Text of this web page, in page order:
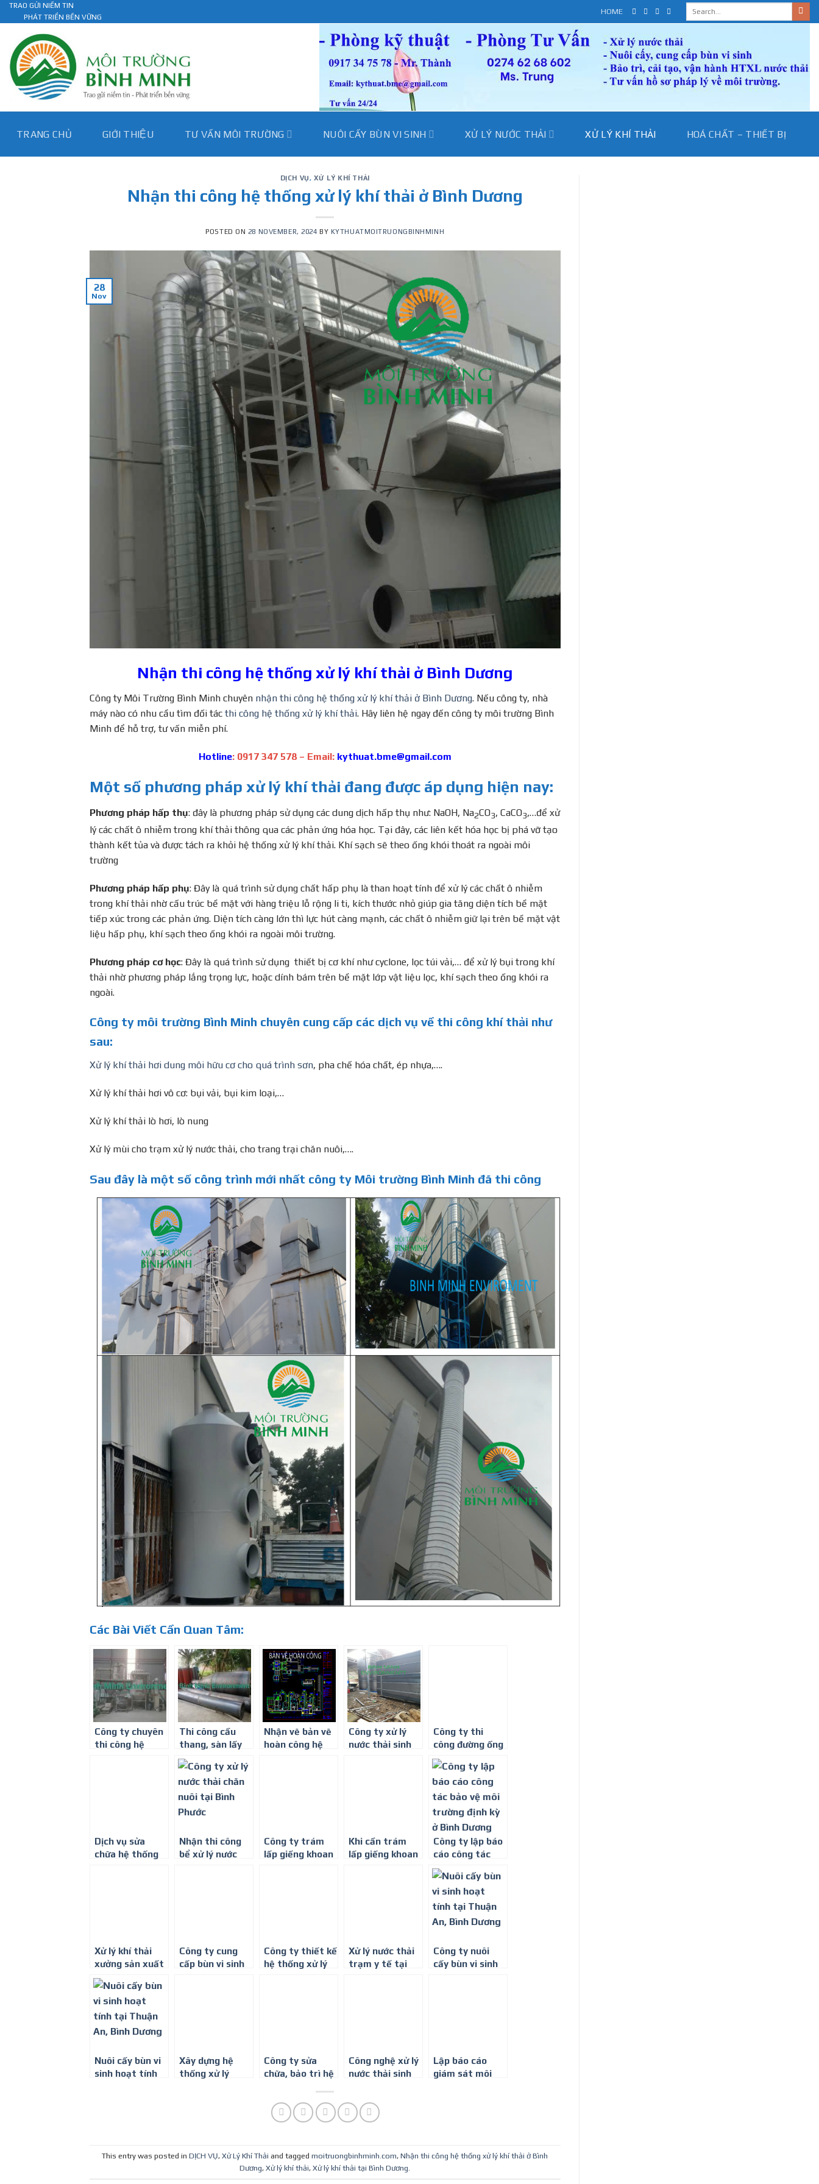
Skip
to
content
TRAO GỬI NIỀM TIN
PHÁT TRIỂN BỀN VỮNG
HOME
TRANG CHỦ GIỚI THIỆU TƯ VẤN MÔI TRƯỜNG NUÔI CẤY BÙN VI SINH XỬ LÝ NƯỚC THẢI XỬ LÝ KHÍ THẢI HOÁ CHẤT – THIẾT BỊ
DỊCH VỤ, XỬ LÝ KHÍ THẢI
Nhận thi công hệ thống xử lý khí thải ở Bình Dương
POSTED ON 28 NOVEMBER, 2024 BY KYTHUATMOITRUONGBINHMINH
28
Nov
Nhận thi công hệ thống xử lý khí thải ở Bình Dương
Công ty Môi Trường Bình Minh chuyên nhận thi công hệ thống xử lý khí thải ở Bình Dương. Nếu công ty, nhà
máy nào có nhu cầu tìm đối tác thi công hệ thống xử lý khí thải. Hãy liên hệ ngay đến công ty môi trường Bình
Minh để hỗ trợ, tư vấn miễn phí.
Hotline: 0917 347 578 – Email: kythuat.bme@gmail.com
Một số phương pháp xử lý khí thải đang được áp dụng hiện nay:
Phương pháp hấp thụ: đây là phương pháp sử dụng các dung dịch hấp thụ như: NaOH, Na2CO3, CaCO3,…để xử
lý các chất ô nhiễm trong khí thải thông qua các phản ứng hóa học. Tại đây, các liên kết hóa học bị phá vỡ tạo
thành kết tủa và được tách ra khỏi hệ thống xử lý khí thải. Khí sạch sẽ theo ống khói thoát ra ngoài môi
trường
Phương pháp hấp phụ: Đây là quá trình sử dụng chất hấp phụ là than hoạt tính để xử lý các chất ô nhiễm
trong khí thải nhờ cấu trúc bề mặt với hàng triệu lỗ rộng li ti, kích thước nhỏ giúp gia tăng diện tích bề mặt
tiếp xúc trong các phản ứng. Diện tích càng lớn thì lực hút càng mạnh, các chất ô nhiễm giữ lại trên bề mặt vật
liệu hấp phụ, khí sạch theo ống khói ra ngoài môi trường.
Phương pháp cơ học: Đây là quá trình sử dụng thiết bị cơ khí như cyclone, lọc túi vải,… để xử lý bụi trong khí
thải nhờ phương pháp lắng trọng lực, hoặc dính bám trên bề mặt lớp vật liệu lọc, khí sạch theo ống khói ra
ngoài.
Công ty môi trường Bình Minh chuyên cung cấp các dịch vụ về thi công khí thải như
sau:
Xử lý khí thải hơi dung môi hữu cơ cho quá trình sơn, pha chế hóa chất, ép nhựa,….
Xử lý khí thải hơi vô cơ: bụi vải, bụi kim loại,…
Xử lý khí thải lò hơi, lò nung
Xử lý mùi cho trạm xử lý nước thải, cho trang trại chăn nuôi,….
Sau đây là một số công trình mới nhất công ty Môi trường Bình Minh đã thi công
Các Bài Viết Cần Quan Tâm:
Công ty chuyên
thi công hệ
Thi công cầu
thang, sàn lấy
mẫu, lỗ lấy mẫu
hệ thống xử lý
khí thải tại Bình
Dương
Nhận vẽ bản vẽ
hoàn công hệ
Công ty xử lý
nước thải sinh
Công ty thi
công đường ống
thoát nước thải
ở Bình Dương
Dịch vụ sửa
chữa hệ thống
Nhận thi công
bể xử lý nước
Công ty trám
lấp giếng khoan
Khi cần trám
lấp giếng khoan
Công ty lập báo
cáo công tác
bảo vệ môi
trường định kỳ ở
Bình Dương
Xử lý khí thải
xưởng sản xuất
công nghiệp –
Công Ty Môi
Trường Bình
Minh
Công ty cung
cấp bùn vi sinh
Công ty thiết kế
hệ thống xử lý
Xử lý nước thải
trạm y tế tại
Công ty nuôi
cấy bùn vi sinh
Nuôi cấy bùn vi
sinh hoạt tính
Xây dựng hệ
thống xử lý
Công ty sửa
chữa, bảo trì hệ
0917347578
Công nghệ xử lý
nước thải sinh
Dương
Lập báo cáo
giám sát môi
This entry was posted inDỊCH VỤ,Xử Lý Khí Thải and taggedmoitruongbinhminh.com,Nhận thi công hệ thống xử lý khí thải ở Bình
Dương,Xử lý khí thải,Xử lý khí thải tại Bình Dương